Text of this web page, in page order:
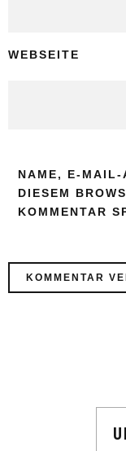
WEBSEITE
NAME, E-MAIL-
DIESEM
KOMMENTAR